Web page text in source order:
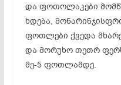
და ფოთოლაკები
ხდება,
ფოთლები ქვედა
და მორუხო თეთრ
მე-5 ფოთლამდე.